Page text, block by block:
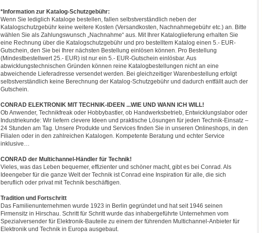
*Information zur Katalog-Schutzgebühr:
Wenn Sie lediglich Kataloge bestellen, fallen selbstverständlich neben der
Katalogschutzgebühr keine weitere Kosten (Versandkosten, Nachnahmegebühr etc.) an. Bitte
wählen Sie als Zahlungswunsch „Nachnahme“ aus. Mit Ihrer Kataloglieferung erhalten Sie
eine Rechnung über die Katalogschutzgebühr und pro bestelltem Katalog einen 5.- EUR-
Gutschein, den Sie bei Ihrer nächsten Bestellung einlösen können. Pro Bestellung
(Mindestbestellwert 25.- EUR) ist nur ein 5.- EUR-Gutschein einlösbar. Aus
abwicklungstechnischen Gründen können reine Katalogbestellungen nicht an eine
abweichende Lieferadresse versendet werden. Bei gleichzeitiger Warenbestellung erfolgt
selbstverständlich keine Berechnung der Katalog-Schutzgebühr und dadurch entfällt auch der
Gutschein.
CONRAD ELEKTRONIK MIT TECHNIK-IDEEN ...WIE UND WANN ICH WILL!
Ob Anwender, Technikfreak oder Hobbybastler, ob Handwerksbetrieb, Entwicklungslabor oder
Industriekunde: Wir liefern clevere Ideen und praktische Lösungen für jeden Technik-Einsatz –
24 Stunden am Tag. Unsere Produkte und Services finden Sie in unseren Onlineshops, in den
Filialen oder in den zahlreichen Katalogen. Kompetente Beratung und echter Service
inklusive…
CONRAD der Multichannel-Händler für Technik!
Vieles, was das Leben bequemer, effizienter und schöner macht, gibt es bei Conrad. Als
Ideengeber für die ganze Welt der Technik ist Conrad eine Inspiration für alle, die sich
beruflich oder privat mit Technik beschäftigen.
Tradition und Fortschritt
Das Familienunternehmen wurde 1923 in Berlin gegründet und hat seit 1946 seinen
Firmensitz in Hirschau. Schritt für Schritt wurde das inhabergeführte Unternehmen vom
Spezialversender für Elektronik-Bauteile zu einem der führenden Multichannel-Anbieter für
Elektronik und Technik in Europa ausgebaut.